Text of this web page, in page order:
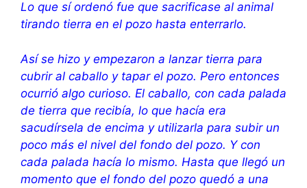
Lo que sí ordenó fue que sacrificase al animal
tirando tierra en el pozo hasta enterrarlo.
Así se hizo y empezaron a lanzar tierra para
cubrir al caballo y tapar el pozo. Pero entonces
ocurrió algo curioso. El caballo, con cada palada
de tierra que recibía, lo que hacía era
sacudírsela de encima y utilizarla para subir un
poco más el nivel del fondo del pozo. Y con
cada palada hacía lo mismo. Hasta que llegó un
momento que el fondo del pozo quedó a una